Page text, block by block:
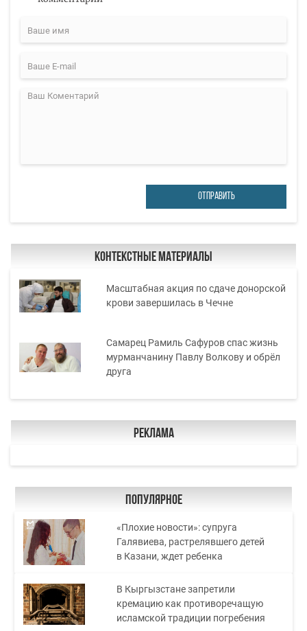
ОТПРАВИТЬ
Контекстные материалы
Масштабная акция по сдаче донорской
крови завершилась в Чечне
Самарец Рамиль Сафуров спас жизнь
мурманчанину Павлу Волкову и обрёл
друга
Реклама
Популярное
«Плохие новости»: супруга
Галявиева, растрелявшего детей
в Казани, ждет ребенка
В Кыргызстане запретили
кремацию как противоречащую
исламской традиции погребения